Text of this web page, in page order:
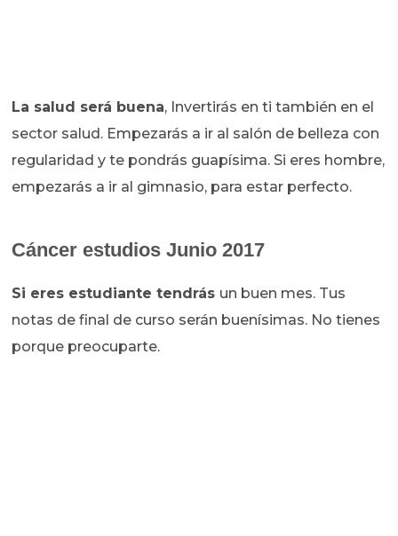
La salud será buena, Invertirás en ti también en el
sector salud. Empezarás a ir al salón de belleza con
regularidad y te pondrás guapísima. Si eres hombre,
empezarás a ir al gimnasio, para estar perfecto.
Cáncer estudios Junio 2017
Si eres estudiante tendrás un buen mes. Tus
notas de final de curso serán buenísimas. No tienes
porque preocuparte.